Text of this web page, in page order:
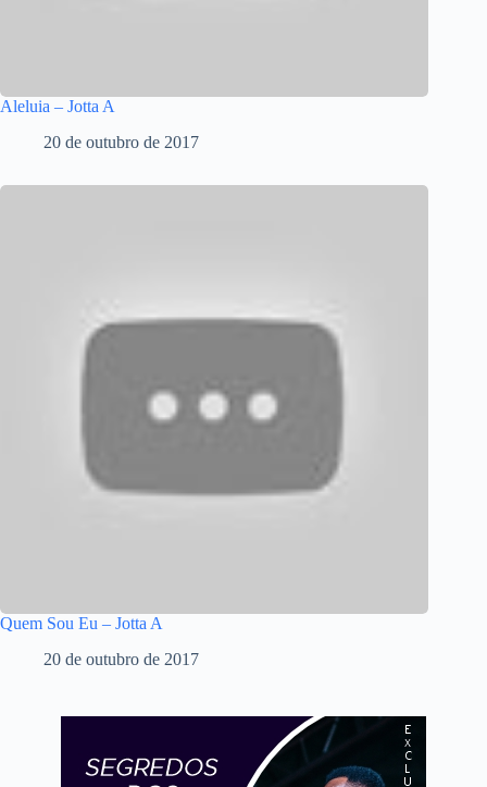
Aleluia – Jotta A
20 de outubro de 2017
Quem Sou Eu – Jotta A
20 de outubro de 2017